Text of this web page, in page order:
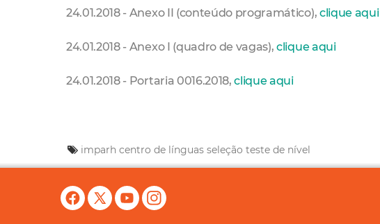
24.01.2018 - Anexo II (conteúdo programático), clique aqui
24.01.2018 - Anexo I (quadro de vagas),clique aqui
24.01.2018 - Portaria 0016.2018,clique aqui
imparh centro de línguas seleção teste de nível